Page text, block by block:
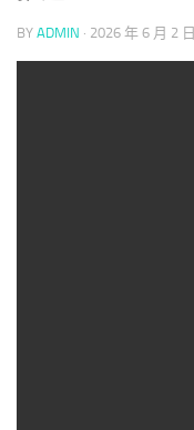
BY ADMIN · 2026 年 6 月 2 日